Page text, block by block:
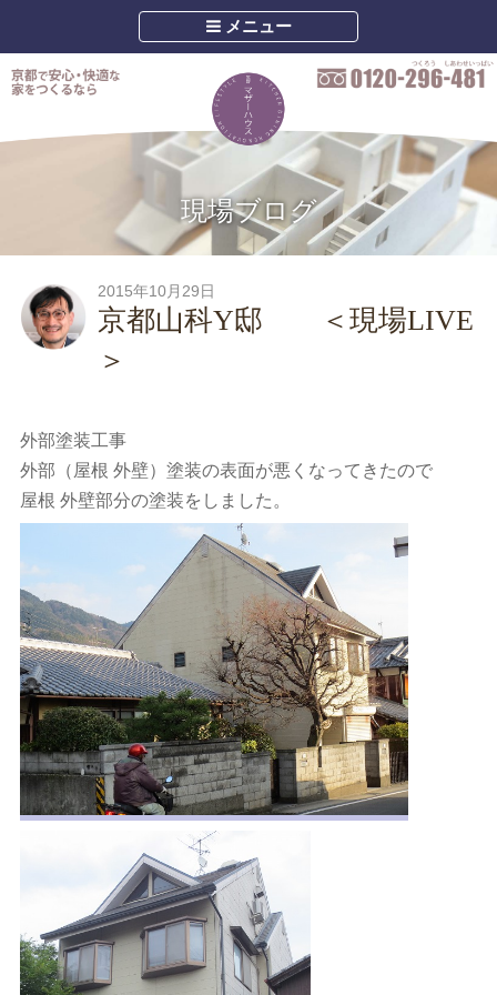
メニュー
現場ブログ
2015年10月29日
京都山科Y邸 ＜現場LIVE
＞
外部塗装工事
外部（屋根 外壁）塗装の表面が悪くなってきたので
屋根 外壁部分の塗装をしました。